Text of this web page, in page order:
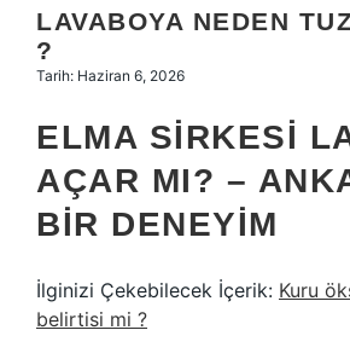
Hakkımızda
LAVABOYA NEDEN
?
Tarih: Haziran 6, 2026
ELMA SIRKESI
AÇAR MI? –
BIR DENEYIM
İlginizi Çekebilecek İçerik: Kuru
belirtisi mi ?